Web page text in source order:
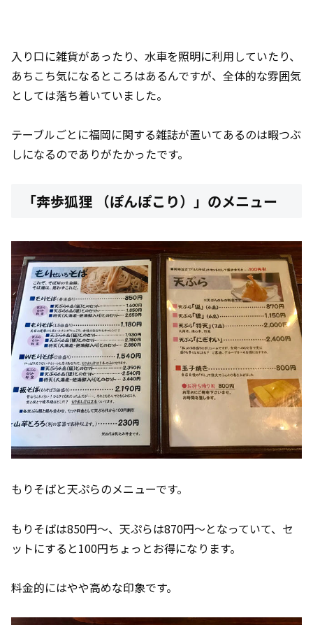
入り口に雑貨があったり、水車を照明に利用していたり、
あちこち気になるところはあるんですが、全体的な雰囲気
としては落ち着いていました。
テーブルごとに福岡に関する雑誌が置いてあるのは暇つぶ
しになるのでありがたかったです。
「奔歩狐狸 （ぽんぽこり）」のメニュー
もりそばと天ぷらのメニューです。
もりそばは850円～、天ぷらは870円～となっていて、セ
ットにすると100円ちょっとお得になります。
料金的にはやや高めな印象です。